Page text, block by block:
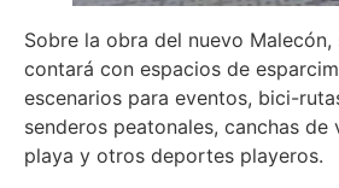
Sobre la obra del nuevo
contará con espacios de
escenarios para eventos, bici-
senderos peatonales, canchas
playa y otros deportes playeros.